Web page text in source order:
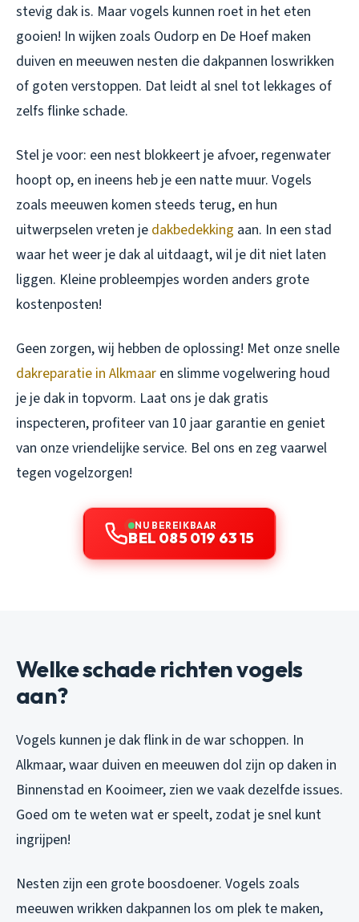
stevig dak is. Maar vogels kunnen roet in het eten
gooien! In wijken zoals Oudorp en De Hoef maken
duiven en meeuwen nesten die dakpannen loswrikken
of goten verstoppen. Dat leidt al snel tot lekkages of
zelfs flinke schade.
Stel je voor: een nest blokkeert je afvoer, regenwater
hoopt op, en ineens heb je een natte muur. Vogels
zoals meeuwen komen steeds terug, en hun
uitwerpselen vreten je dakbedekking aan. In een stad
waar het weer je dak al uitdaagt, wil je dit niet laten
liggen. Kleine probleempjes worden anders grote
kostenposten!
Geen zorgen, wij hebben de oplossing! Met onze snelle
dakreparatie in Alkmaar en slimme vogelwering houd
je je dak in topvorm. Laat ons je dak gratis
inspecteren, profiteer van 10 jaar garantie en geniet
van onze vriendelijke service. Bel ons en zeg vaarwel
tegen vogelzorgen!
NU BEREIKBAAR
BEL 085 019 63 15
Welke schade richten vogels
aan?
Vogels kunnen je dak flink in de war schoppen. In
Alkmaar, waar duiven en meeuwen dol zijn op daken in
Binnenstad en Kooimeer, zien we vaak dezelfde issues.
Goed om te weten wat er speelt, zodat je snel kunt
ingrijpen!
Nesten zijn een grote boosdoener. Vogels zoals
meeuwen wrikken dakpannen los om plek te maken,